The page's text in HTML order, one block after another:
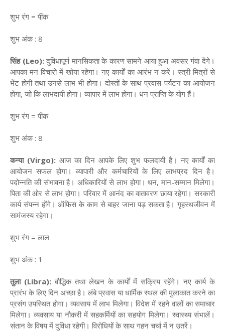
शुभ रंग = पींक
शुभ अंक : 8
सिंह (Leo):दुविधापूर्ण मानसिकता के कारण सामने आया हुआ अवसर गंवा देंगे।
आपका मन विचारो में खोया रहेगा। नए कार्यों का आरंभ न करें। स्त्री मित्रों से
भेंट होगी तथा उनसे लाभ भी होगा। दोस्तों के साथ प्रवास-पर्यटन का आयोजन
होगा, जो कि लाभदायी होगा। व्यापार में लाभ होगा। धन प्राप्ति के योग हैं।
शुभ रंग = पींक
शुभ अंक : 8
कन्या (Virgo): आज का दिन आपके लिए शुभ फलदायी है। नए कार्यों का
आयोजन सफल होगा। व्यापारी और कर्मचारियों के लिए लाभप्रद दिन है।
पदोन्नति की संभावना है। अधिकारियों से लाभ होगा। धन, मान-सम्मान मिलेगा।
पिता की ओर से लाभ होगा। परिवार में आनंद का वातावरण छाया रहेगा। सरकारी
कार्य संपन्न होंगे। ऑफिस के काम से बाहर जाना पड़ सकता है। गृहस्थजीवन में
सामंजस्य रहेगा।
शुभ रंग = लाल
शुभ अंक : 1
तुला (Libra): बौद्धिक तथा लेखन के कार्यों में सक्रिय रहेंगे। नए कार्य के
प्रारंभ के लिए दिन अच्छा है। लंबे प्रवास या धार्मिक स्थल की मुलाकात करने का
प्रसंग उपस्थित होगा। व्यवसाय में लाभ मिलेगा। विदेश में रहने वालों का समाचार
मिलेगा। व्यवसाय या नौकरी में सहकर्मियों का सहयोग मिलेगा। स्वास्थ्य संभालें।
संतान के विषय में दुविधा रहेगी। विरोधियों के साथ गहन चर्चा में न उतरें।